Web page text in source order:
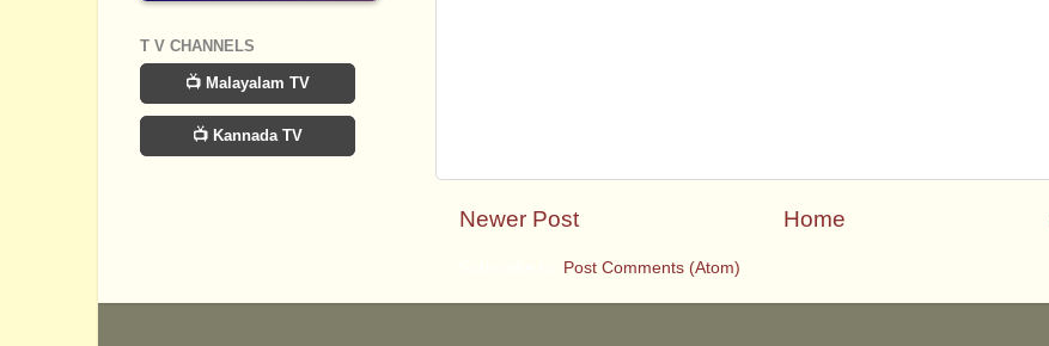
Newer Post Home
Post Comments (Atom)
T V CHANNELS
📺 Malayalam TV
📺 Kannada TV